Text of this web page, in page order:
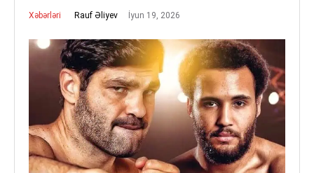
Xəbərləri Rauf Əliyev İyun 19, 2026